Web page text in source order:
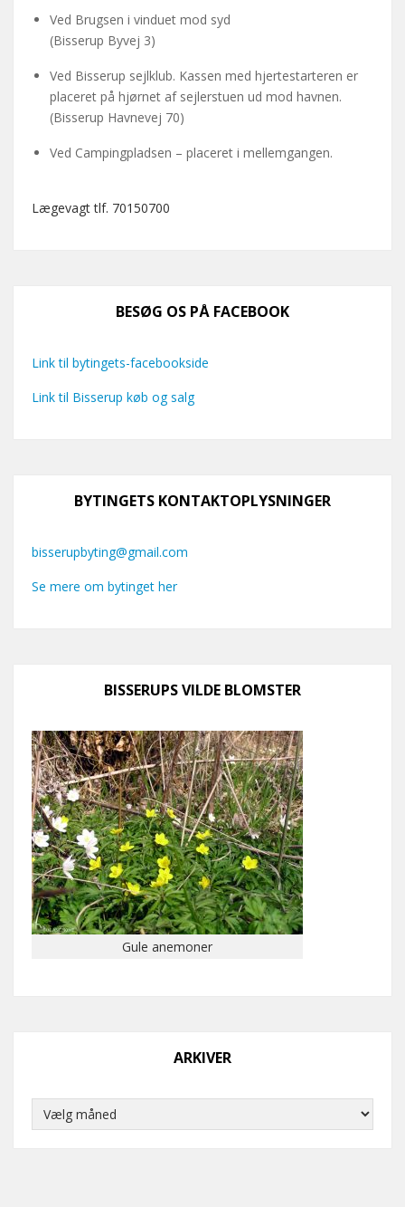
Ved Brugsen i vinduet mod syd
(Bisserup Byvej 3)
Ved Bisserup sejlklub. Kassen med hjertestarteren er
placeret på hjørnet af sejlerstuen ud mod havnen.
(Bisserup Havnevej 70)
Ved Campingpladsen – placeret i mellemgangen.
Lægevagt tlf. 70150700
BESØG OS PÅ FACEBOOK
Link til bytingets-facebookside
Link til Bisserup køb og salg
BYTINGETS KONTAKTOPLYSNINGER
bisserupbyting@gmail.com
Se mere om bytinget her
BISSERUPS VILDE BLOMSTER
Gule anemoner
ARKIVER
Arkiver